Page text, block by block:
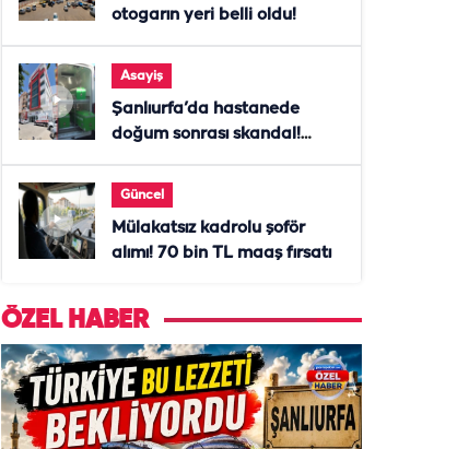
otogarın yeri belli oldu!
Asayiş
Şanlıurfa’da hastanede
doğum sonrası skandal!
Güncel
Mülakatsız kadrolu şoför
alımı! 70 bin TL maaş fırsatı
ÖZEL HABER